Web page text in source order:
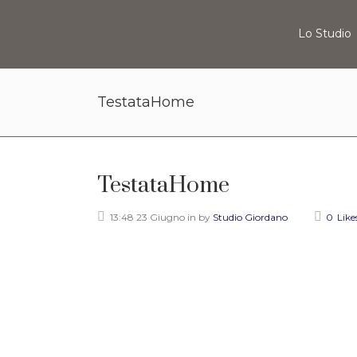
Lo Studio
TestataHome
TestataHome
13:48 23 Giugno in by Studio Giordano 0